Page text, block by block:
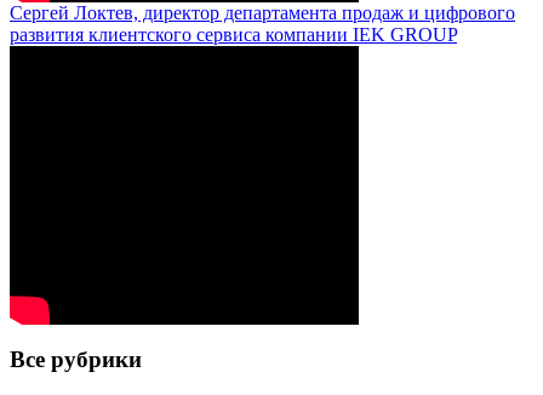
Сергей Локтев, директор департамента продаж и цифрового
развития клиентского сервиса компании IEK GROUP
Все рубрики